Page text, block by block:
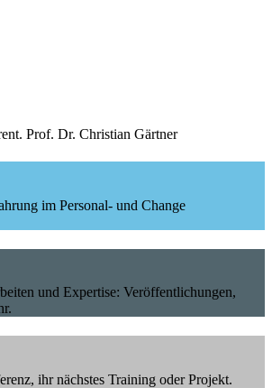
Prof. Dr. Christian Gärtner
im Personal- und Change
und Expertise: Veröffentlichungen,
ihr nächstes Training oder Projekt.